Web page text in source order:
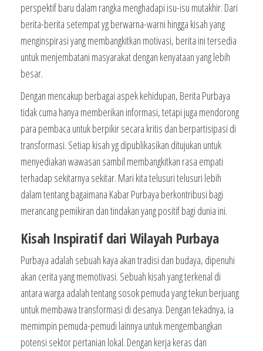
perspektif baru dalam rangka menghadapi isu-isu mutakhir. Dari
berita-berita setempat yg berwarna-warni hingga kisah yang
menginspirasi yang membangkitkan motivasi, berita ini tersedia
untuk menjembatani masyarakat dengan kenyataan yang lebih
besar.
Dengan mencakup berbagai aspek kehidupan, Berita Purbaya
tidak cuma hanya memberikan informasi, tetapi juga mendorong
para pembaca untuk berpikir secara kritis dan berpartisipasi di
transformasi. Setiap kisah yg dipublikasikan ditujukan untuk
menyediakan wawasan sambil membangkitkan rasa empati
terhadap sekitarnya sekitar. Mari kita telusuri telusuri lebih
dalam tentang bagaimana Kabar Purbaya berkontribusi bagi
merancang pemikiran dan tindakan yang positif bagi dunia ini.
Kisah Inspiratif dari Wilayah Purbaya
Purbaya adalah sebuah kaya akan tradisi dan budaya, dipenuhi
akan cerita yang memotivasi. Sebuah kisah yang terkenal di
antara warga adalah tentang sosok pemuda yang tekun berjuang
untuk membawa transformasi di desanya. Dengan tekadnya, ia
memimpin pemuda-pemudi lainnya untuk mengembangkan
potensi sektor pertanian lokal. Dengan kerja keras dan